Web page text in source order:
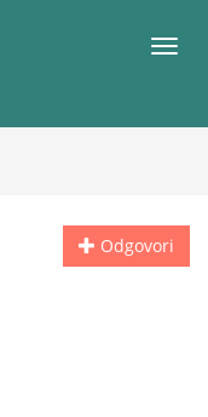
Meni
Odgovori